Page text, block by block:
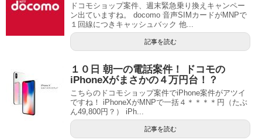
ドコモショップ案件、週末緊急乗り換えキャンペー
ン出ていますね。 docomo 音声SIMカードがMNPで
１回線につきキャッシュバック 他...
記事を読む
１０日 朝一の電話案件！ ドコモの
iPhoneXがまさかの４万円台！？
こちらのドコモショップ案件でiPhone案件がアツイ
ですね！ iPhoneXがMNPで一括４＊＊＊＊円（たぶ
ん49,800円？） iPh...
記事を読む